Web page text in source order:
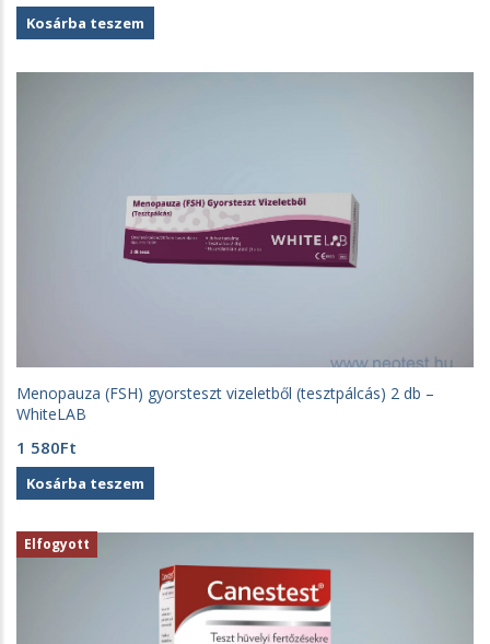
Kosárba teszem
Menopauza (FSH) gyorsteszt vizeletből (tesztpálcás) 2 db –
WhiteLAB
1 580Ft
Kosárba teszem
Elfogyott